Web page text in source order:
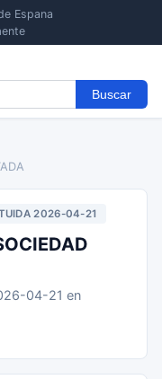
Espana
Buscar
2026-04-21
04-21 en